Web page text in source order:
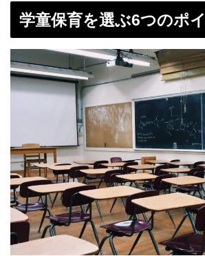
学童保育を選ぶ6つのポ